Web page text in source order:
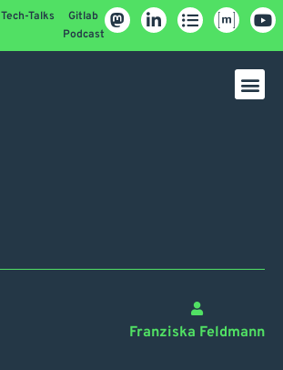
Tech-Talks
Gitlab
Podcast
Franziska Feldmann